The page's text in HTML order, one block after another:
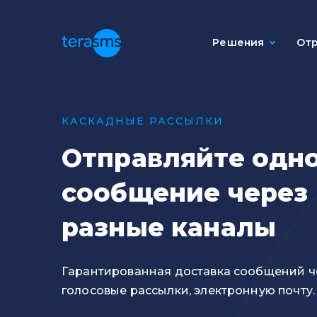
Решения
ИНФОРМИРОВАНИЕ И
Мгновенная
КАСКАДНЫЕ РАССЫЛКИ
Отправляйте
сообщение через
разные каналы
Гарантированная доставка сообщений
голосовые рассылки, электронную почту.